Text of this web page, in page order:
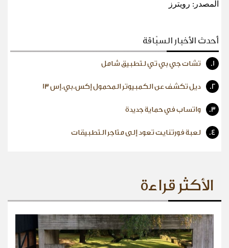
المصدر: رويترز
أحدث الأخبار السبّاقة
1. تشات جي بي تي لتطبيق شامل
2. ديل تكشف عن الكمبيوتر المحمول إكس.بي.إس 13
3. واتساب في حماية جديدة
4. لعبة فورتنايت تعود إلى متاجر التطبيقات
الأكثر قراءة